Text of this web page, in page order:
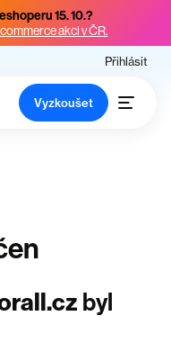
15. 10.?
akci v ČR.
Přihlásit
Vyzkoušet
byl